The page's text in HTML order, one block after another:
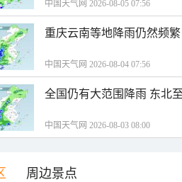
中国天气网 2026-08-05 07:56
重庆云南等地降雨仍然频
中国天气网 2026-08-04 07:56
全国仍有大范围降雨 东北
中国天气网 2026-08-03 08:00
周边景点